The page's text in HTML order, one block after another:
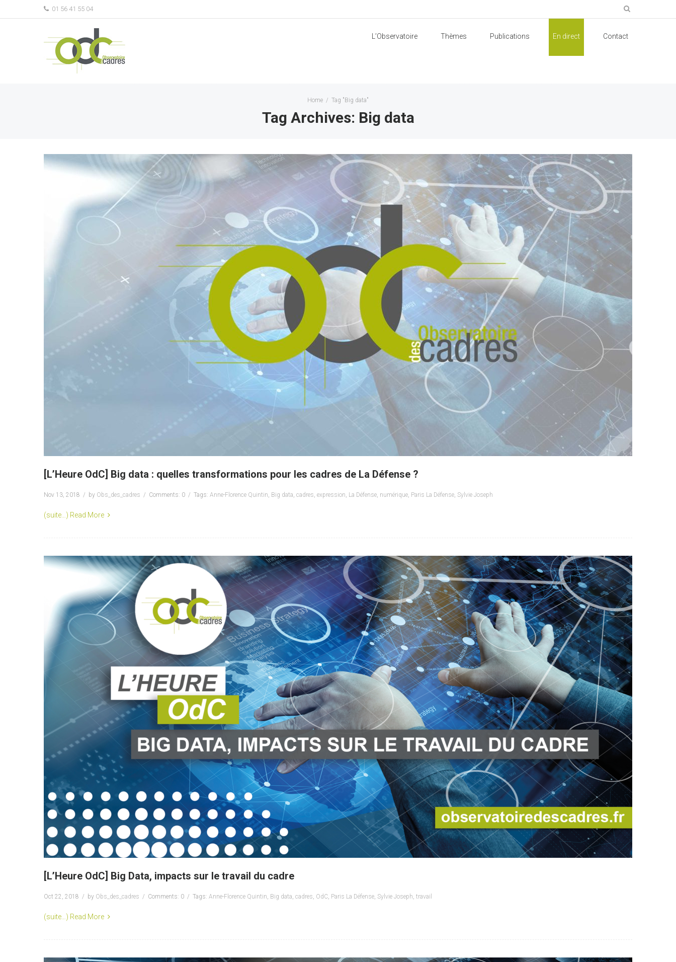
01 56 41 55 04
L’Observatoire Thèmes Publications En direct Contact
Home / Tag "Big data"
Tag Archives: Big data
[L’Heure OdC] Big data : quelles transformations pour les cadres de La Défense ?
Nov 13, 2018 by Obs_des_cadres Comments: 0 Tags: Anne-Florence Quintin, Big data, cadres, expression, La Défense, numérique, Paris La Défense, Sylvie Joseph
(suite…) Read More
[L’Heure OdC] Big Data, impacts sur le travail du cadre
Oct 22, 2018 by Obs_des_cadres Comments: 0 Tags: Anne-Florence Quintin, Big data, cadres, OdC, Paris La Défense, Sylvie Joseph, travail
(suite…) Read More